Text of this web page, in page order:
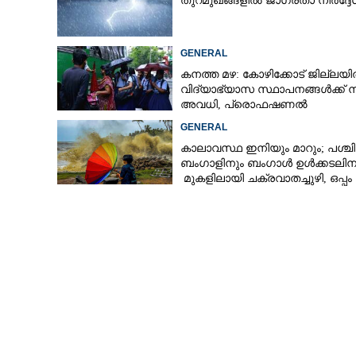
GENERAL
കനത്ത മഴ: കോഴിക്കോട്
വിദ്യാഭ്യാസ സ്ഥാപനങ്ങൾക്ക്
അവധി,​ പ്രൊഫഷണൽ
GENERAL
കാലാവസ്ഥ ഇനിയും മാറും;
ബംഗാളിനും ബംഗാൾ
മുകളിലായി ചക്രവാതച്ചുഴി, ഒപ്പം